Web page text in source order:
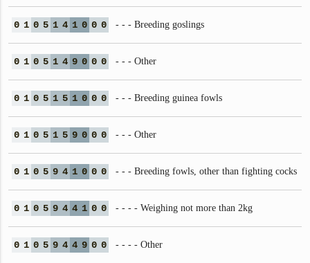
0 1 0 5 1 4 1 0 0 0 - - - Breeding goslings
0 1 0 5 1 4 9 0 0 0 - - - Other
0 1 0 5 1 5 1 0 0 0 - - - Breeding guinea fowls
0 1 0 5 1 5 9 0 0 0 - - - Other
0 1 0 5 9 4 1 0 0 0 - - - Breeding fowls, other than fighting cocks
0 1 0 5 9 4 4 1 0 0 - - - - Weighing not more than 2kg
0 1 0 5 9 4 4 9 0 0 - - - - Other